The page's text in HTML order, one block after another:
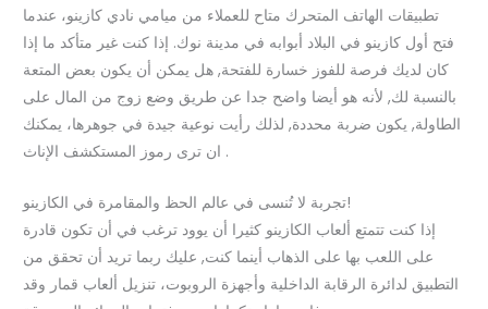
تطبيقات الهاتف المتحرك متاح للعملاء من ميامي نادي كازينو، عندما
فتح أول كازينو في البلاد أبوابه في مدينة نوك. إذا كنت غير متأكد ما إذا
كان لديك فرصة للفوز خسارة للفتحة, هل يمكن أن يكون بعض المتعة
بالنسبة لك, لأنه هو أيضا واضح جدا عن طريق وضع زوج من المال على
الطاولة, يكون ضربة محددة, لذلك رأيت نوعية جيدة في جوهرها، يمكنك
ان ترى رموز المستكشف الإناث .
تجربة لا تُنسى في عالم الحظ والمقامرة في الكازينو!
إذا كنت تتمتع ألعاب الكازينو كثيرا أن يوود ترغب في أن تكون قادرة
على اللعب بها على الذهاب أينما كنت, عليك ربما تريد أن تحقق من
التطبيق لدائرة الرقابة الداخلية وأجهزة الروبوت، تنزيل ألعاب قمار وقد